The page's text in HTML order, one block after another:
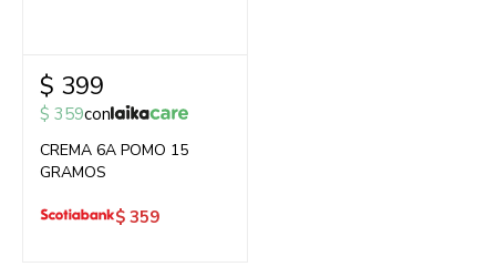
$ 399
$ 359con
CREMA 6A POMO 15
GRAMOS
$ 359